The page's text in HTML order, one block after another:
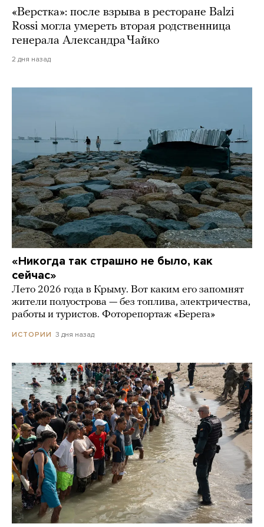
«Верстка»: после взрыва в ресторане Balzi
Rossi могла умереть вторая родственница
генерала Александра Чайко
2 дня назад
«Никогда так страшно не было, как
сейчас»
Лето 2026 года в Крыму. Вот каким его запомнят
жители полуострова — без топлива, электричества,
работы и туристов. Фоторепортаж «Берега»
ИСТОРИИ 3 дня назад